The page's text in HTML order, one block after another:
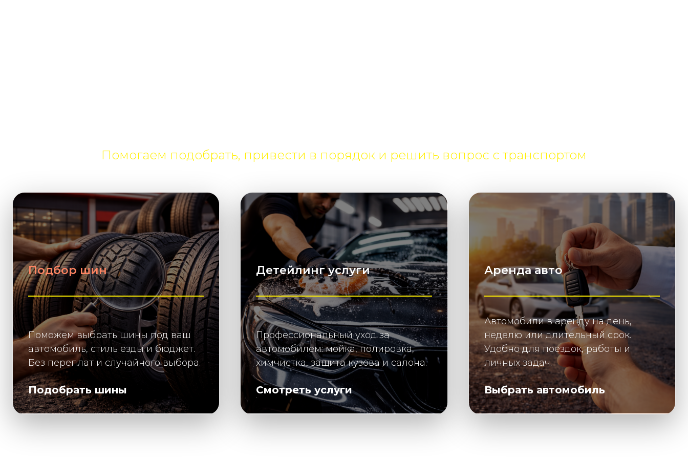
Помогаем подобрать, привести в порядок и решить вопрос с транспортом
Подбор шин
Поможем выбрать шины под ваш
автомобиль, стиль езды и бюджет.
Без переплат и случайного выбора.
Подобрать шины
Детейлинг услуги
Профессиональный уход за
автомобилем: мойка, полировка,
химчистка, защита кузова и салона.
Смотреть услуги
Аренда авто
Автомобили в аренду на день,
неделю или длительный срок.
Удобно для поездок, работы и
личных задач.
Выбрать автомобиль